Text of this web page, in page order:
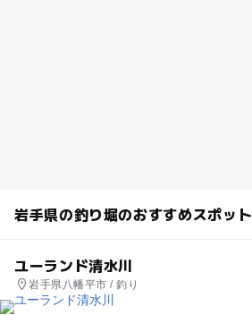
岩手県の釣り堀のおすすめスポット
ユーランド清水川
岩手県八幡平市 / 釣り